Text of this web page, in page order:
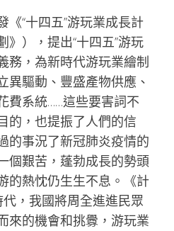
“十四五”游玩業成長計
》），提出“十四五”游玩
務，為新時代游玩業繪制
異驅動、豐盛產物供應、
費系統……這些要害詞不
的，也提振了人們的信
的事況了新冠肺炎疫情的
個艱苦，蓬勃成長的勢頭
的熱忱仍生生不息。《計
代，我國將周全進進民眾
來的機會和挑釁，游玩業